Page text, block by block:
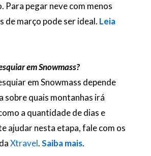
Para pegar neve com menos
de março pode ser ideal. Leia
em Snowmass?
em Snowmass depende
sobre quais montanhas irá
a quantidade de dias e
ajudar nesta etapa, fale com os
Xtravel.Saiba mais.